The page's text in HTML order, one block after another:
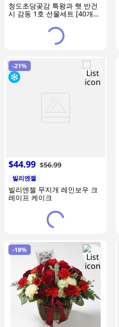
청도초당곶감 특왕과 햇 반건
시 감동 1호 선물세트 [40개
-21%
$44.99 $56.99
빌리엔젤
빌리엔젤 무지개 레인보우 크
레이프 케이크
-18%